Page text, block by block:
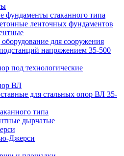
фундаменты стаканного типа
ленточных фундаментов
для сооружения
напряжением 35-500
под технологические
ВЛ
для стальных опор ВЛ 35-
типа
дырчатые
Джерси